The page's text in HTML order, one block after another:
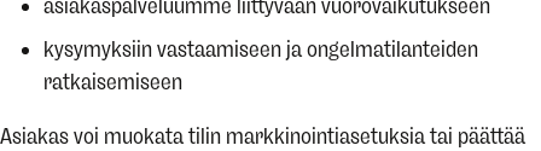
asiakaspalveluumme liittyvään vuorovaikutukseen
kysymyksiin vastaamiseen ja ongelmatilanteiden
ratkaisemiseen
Asiakas voi muokata tilin markkinointiasetuksia tai päättää